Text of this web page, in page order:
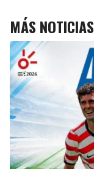
MÁS NOTICIAS